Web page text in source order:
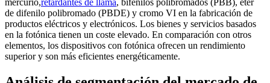
de difenilo polibromado (PBDE) y cromo VI en la fabricación de
productos eléctricos y electrónicos. Los bienes y servicios basados ​​
en la fotónica tienen un coste elevado. En comparación con otros
elementos, los dispositivos con fotónica ofrecen un rendimiento
superior y son más eficientes energéticamente.